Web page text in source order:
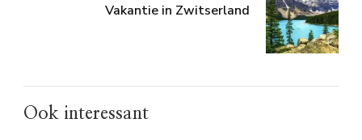
Vakantie in Zwitserland
Ook interessant